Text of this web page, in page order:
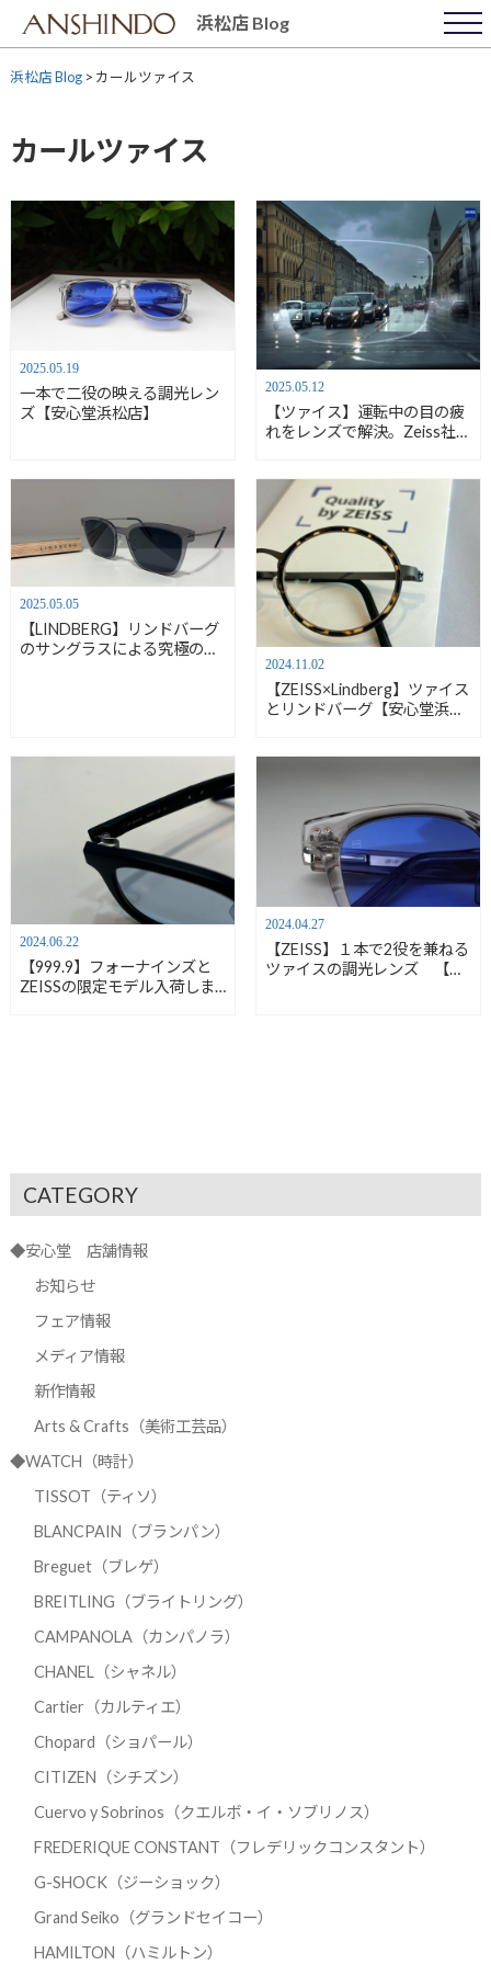
content
浜松店 Blog
浜松店 Blog> カールツァイス
カールツァイス
2025.05.19
一本で二役の映える調光レン
ズ【安心堂浜松店】
2025.05.12
【ツァイス】運転中の目の疲
れをレンズで解決。Zeiss社製
2025.05.05
【LINDBERG】リンドバーグ
のサングラスによる究極の軽
2024.11.02
【ZEISS×Lindberg】ツァイス
とリンドバーグ【安心堂浜松
2024.06.22
【999.9】フォーナインズと
ZEISSの限定モデル入荷しま
2024.04.27
【ZEISS】１本で2役を兼ねる
ツァイスの調光レンズ 【安
CATEGORY
◆安心堂 店舗情報
お知らせ
フェア情報
メディア情報
新作情報
Arts & Crafts（美術工芸品）
◆WATCH（時計）
TISSOT（ティソ）
BLANCPAIN（ブランパン）
Breguet（ブレゲ）
BREITLING（ブライトリング）
CAMPANOLA（カンパノラ）
CHANEL（シャネル）
Cartier（カルティエ）
Chopard（ショパール）
CITIZEN（シチズン）
Cuervo y Sobrinos（クエルボ・イ・ソブリノス）
FREDERIQUE CONSTANT（フレデリックコンスタント）
G-SHOCK（ジーショック）
Grand Seiko（グランドセイコー）
HAMILTON（ハミルトン）